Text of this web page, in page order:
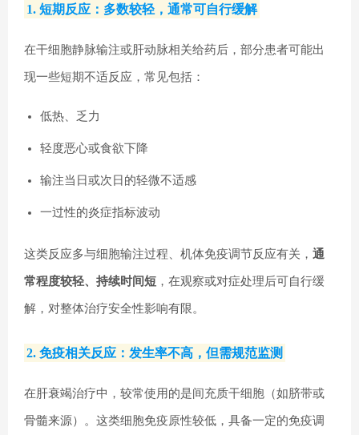
1. 短期反应：多数较轻，通常可自行缓解
在干细胞静脉输注或肝动脉相关给药后，部分患者可能出
现一些短期不适反应，常见包括：
低热、乏力
轻度恶心或食欲下降
输注当日或次日的轻微不适感
一过性的炎症指标波动
这类反应多与细胞输注过程、机体免疫调节反应有关， 通
常程度较轻、持续时间短 ，在观察或对症处理后可自行缓
解，对整体治疗安全性影响有限。
2. 免疫相关反应：发生率不高，但需规范监测
在肝衰竭治疗中，较常使用的是间充质干细胞（如脐带或
骨髓来源）。这类细胞免疫原性较低，具备一定的免疫调